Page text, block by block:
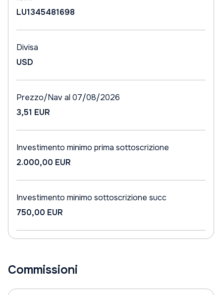
LU1345481698
Divisa
USD
Prezzo/Nav al 07/08/2026
3,51 EUR
Investimento minimo prima sottoscrizione
2.000,00 EUR
Investimento minimo sottoscrizione succ
750,00 EUR
Commissioni